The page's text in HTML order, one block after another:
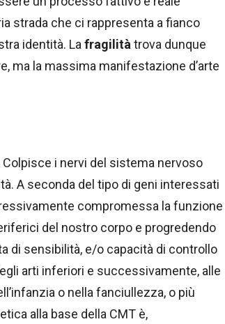
strada che ci rappresenta a fianco
identità. La fragilità trova dunque
ma la massima manifestazione d’arte
Colpisce i nervi del sistema nervoso
A seconda del tipo di geni interessati
compromessa la funzione
del nostro corpo e progredendo
di sensibilità, e/o capacità di controllo
arti inferiori e successivamente, alle
o nella fanciullezza, o più
alla base della CMT è,